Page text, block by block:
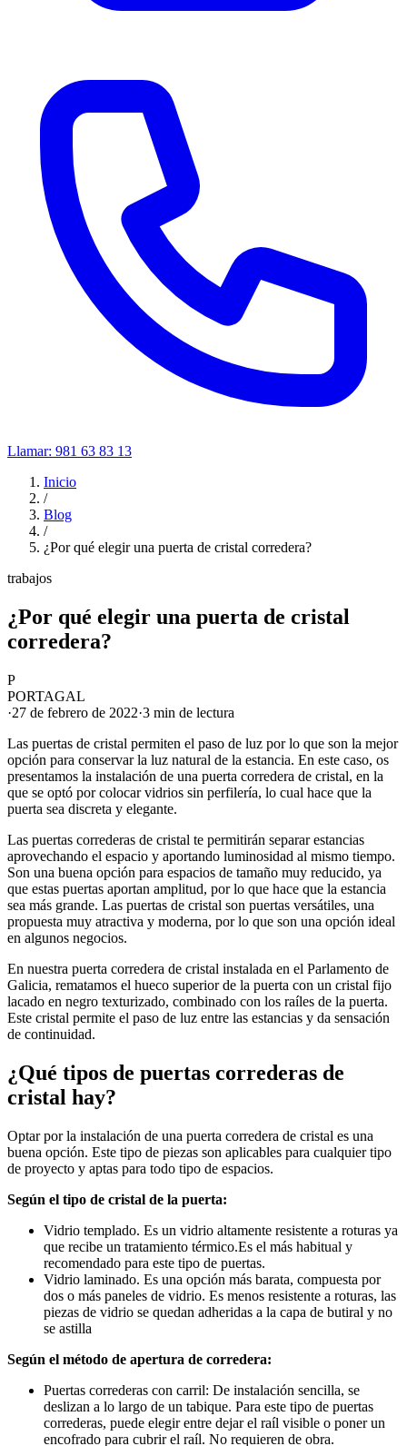
Llamar: 981 63 83 13
Inicio
/
Blog
/
¿Por qué elegir una puerta de cristal corredera?
trabajos
¿Por qué elegir una puerta de cristal
corredera?
P
PORTAGAL
·27 de febrero de 2022·3 min de lectura
Las puertas de cristal permiten el paso de luz por lo que son la mejor
opción para conservar la luz natural de la estancia. En este caso, os
presentamos la instalación de una puerta corredera de cristal, en la
que se optó por colocar vidrios sin perfilería, lo cual hace que la
puerta sea discreta y elegante.
Las puertas correderas de cristal te permitirán separar estancias
aprovechando el espacio y aportando luminosidad al mismo tiempo.
Son una buena opción para espacios de tamaño muy reducido, ya
que estas puertas aportan amplitud, por lo que hace que la estancia
sea más grande. Las puertas de cristal son puertas versátiles, una
propuesta muy atractiva y moderna, por lo que son una opción ideal
en algunos negocios.
En nuestra puerta corredera de cristal instalada en el Parlamento de
Galicia, rematamos el hueco superior de la puerta con un cristal fijo
lacado en negro texturizado, combinado con los raíles de la puerta.
Este cristal permite el paso de luz entre las estancias y da sensación
de continuidad.
¿Qué tipos de puertas correderas de
cristal hay?
Optar por la instalación de una puerta corredera de cristal es una
buena opción. Este tipo de piezas son aplicables para cualquier tipo
de proyecto y aptas para todo tipo de espacios.
Según el tipo de cristal de la puerta:
Vidrio templado. Es un vidrio altamente resistente a roturas ya
que recibe un tratamiento térmico.Es el más habitual y
recomendado para este tipo de puertas.
Vidrio laminado. Es una opción más barata, compuesta por
dos o más paneles de vidrio. Es menos resistente a roturas, las
piezas de vidrio se quedan adheridas a la capa de butiral y no
se astilla
Según el método de apertura de corredera:
Puertas correderas con carril: De instalación sencilla, se
deslizan a lo largo de un tabique. Para este tipo de puertas
correderas, puede elegir entre dejar el raíl visible o poner un
encofrado para cubrir el raíl. No requieren de obra.